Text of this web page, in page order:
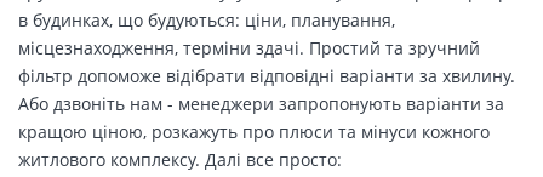
в будинках, що будуються: ціни, планування,
місцезнаходження, терміни здачі. Простий та зручний
фільтр допоможе відібрати відповідні варіанти за хвилину.
Або дзвоніть нам - менеджери запропонують варіанти за
кращою ціною, розкажуть про плюси та мінуси кожного
житлового комплексу. Далі все просто: